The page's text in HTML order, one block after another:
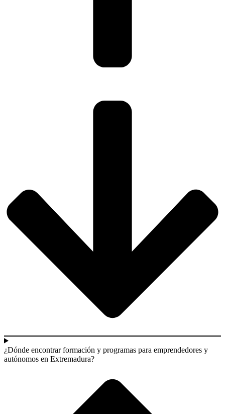
¿Dónde encontrar formación y programas para emprendedores y
autónomos en Extremadura?